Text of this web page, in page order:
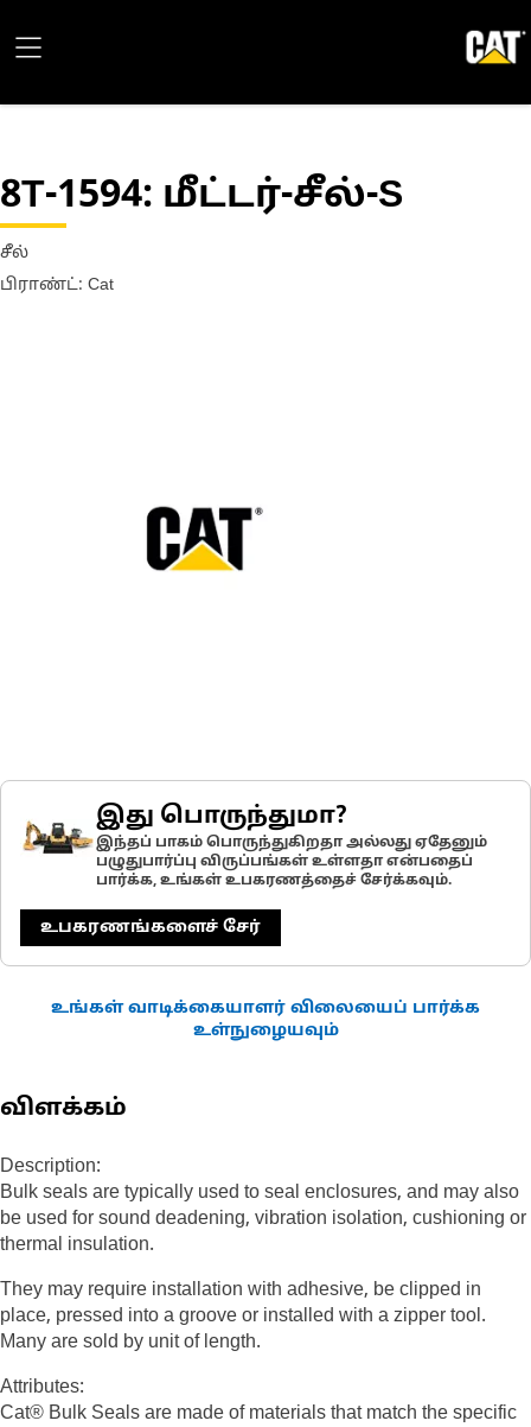
8T-1594: மீட்டர்-சீல்-S
சீல்
பிராண்ட்: Cat
இது பொருந்துமா?
இந்தப் பாகம் பொருந்துகிறதா அல்லது ஏதேனும்
பழுதுபார்ப்பு விருப்பங்கள் உள்ளதா என்பதைப்
பார்க்க, உங்கள் உபகரணத்தைச் சேர்க்கவும்.
உபகரணங்களைச் சேர்
உங்கள் வாடிக்கையாளர் விலையைப் பார்க்க
உள்நுழையவும்
விளக்கம்
Description:
Bulk seals are typically used to seal enclosures, and may also
be used for sound deadening, vibration isolation, cushioning or
thermal insulation.
They may require installation with adhesive, be clipped in
place, pressed into a groove or installed with a zipper tool.
Many are sold by unit of length.
Attributes:
Cat® Bulk Seals are made of materials that match the specific